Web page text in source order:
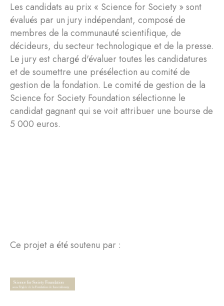
Les candidats au prix « Science for Society » sont
évalués par un jury indépendant, composé de
membres de la communauté scientifique, de
décideurs, du secteur technologique et de la presse.
Le jury est chargé d'évaluer toutes les candidatures
et de soumettre une présélection au comité de
gestion de la fondation. Le comité de gestion de la
Science for Society Foundation sélectionne le
candidat gagnant qui se voit attribuer une bourse de
5 000 euros.
Ce projet a été soutenu par :